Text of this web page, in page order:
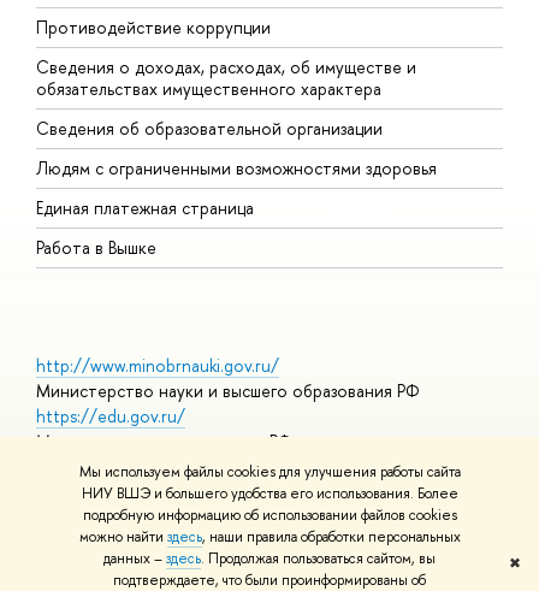
Мы используем файлы cookies для улучшения работы сайта
НИУ ВШЭ и большего удобства его использования. Более
подробную информацию об использовании файлов cookies
можно найти здесь, наши правила обработки персональных
данных –здесь. Продолжая пользоваться сайтом, вы
подтверждаете, что были проинформированы об
✖
Противодействие коррупции
Сведения о доходах, расходах, об имуществе и
обязательствах имущественного характера
Сведения об образовательной организации
Людям с ограниченными возможностями здоровья
Единая платежная страница
Работа в Вышке
http://www.minobrnauki.gov.ru/
Министерство науки и высшего образования РФ
https://edu.gov.ru/
Министерство просвещения РФ
https://elearning.hse.ru/mooc
Массовые открытые онлайн-курсы
© НИУ ВШЭ 1993–2026 Адреса и контактыУсловия